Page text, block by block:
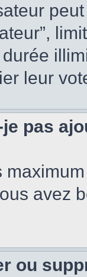
durée
leur
pas
avez
ou